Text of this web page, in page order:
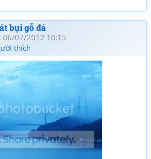
bụi gỗ đá
06/07/2012 10:15
thích